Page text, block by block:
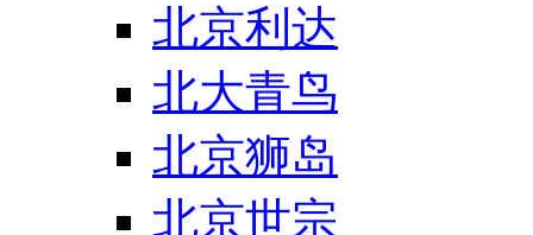
北京利达
北大青鸟
北京狮岛
北京世宗